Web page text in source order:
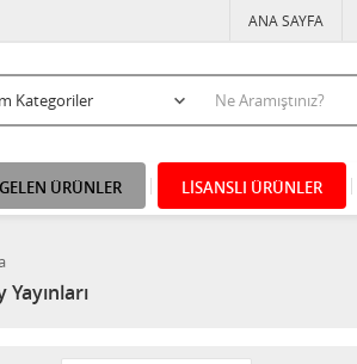
ANA SAYFA
ÜRÜNLER LİSANSLI ÜRÜNLER